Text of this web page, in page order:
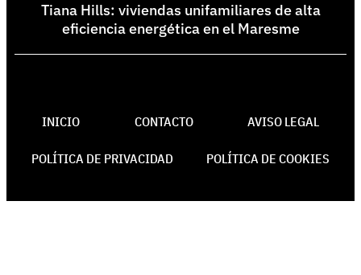
Tiana Hills: viviendas unifamiliares de alta
eficiencia energética en el Maresme
INICIO CONTACTO AVISO LEGAL
POLÍTICA DE PRIVACIDAD POLÍTICA DE COOKIES